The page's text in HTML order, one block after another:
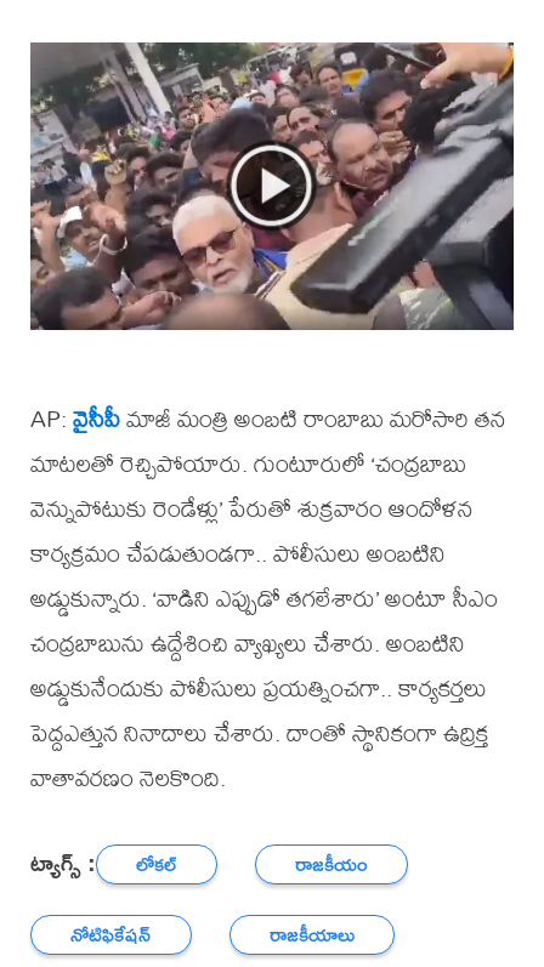
AP:వైసీపీమాజీ మంత్రి అంబటి రాంబాబు మరోసారి తన
మాటలతో రెచ్చిపోయారు. గుంటూరులో ‘చంద్రబాబు
వెన్నుపోటుకు రెండేళ్లు’ పేరుతో శుక్రవారం ఆందోళన
కార్యక్రమం చేపడుతుండగా.. పోలీసులు అంబటిని
అడ్డుకున్నారు. ‘వాడిని ఎప్పుడో తగలేశారు’ అంటూ సీఎం
చంద్రబాబును ఉద్దేశించి వ్యాఖ్యలు చేశారు. అంబటిని
అడ్డుకునేందుకు పోలీసులు ప్రయత్నించగా.. కార్యకర్తలు
పెద్దఎత్తున నినాదాలు చేశారు. దాంతో స్థానికంగా ఉద్రిక్త
వాతావరణం నెలకొంది.
ట్యాగ్స్ : లోకల్
రాజకీయం
నోటిఫికేషన్
రాజకీయాలు